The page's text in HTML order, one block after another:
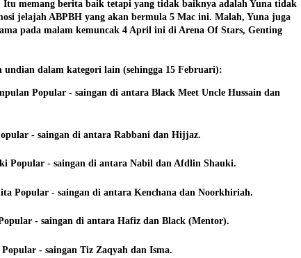
Itu memang berita baik tetapi yang tidak baiknya adalah Yuna tidak
jelajah ABPBH yang akan bermula 5 Mac ini. Malah, Yuna juga
pada malam kemuncak 4 April ini di Arena Of Stars, Genting
dalam kategori lain (sehingga 15 Februari):
Popular - saingan di antara Black Meet Uncle Hussain dan
- saingan di antara Rabbani dan Hijjaz.
Popular - saingan di antara Nabil dan Afdlin Shauki.
Popular - saingan di antara Kenchana dan Noorkhiriah.
- saingan di antara Hafiz dan Black (Mentor).
- saingan Tiz Zaqyah dan Isma.